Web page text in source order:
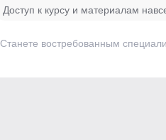
Доступ к курсу и материалам
востребованным